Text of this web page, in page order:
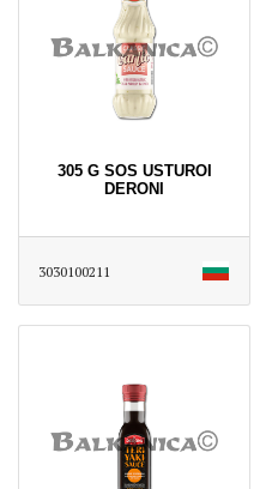
305 G SOS USTUROI
DERONI
3030100211